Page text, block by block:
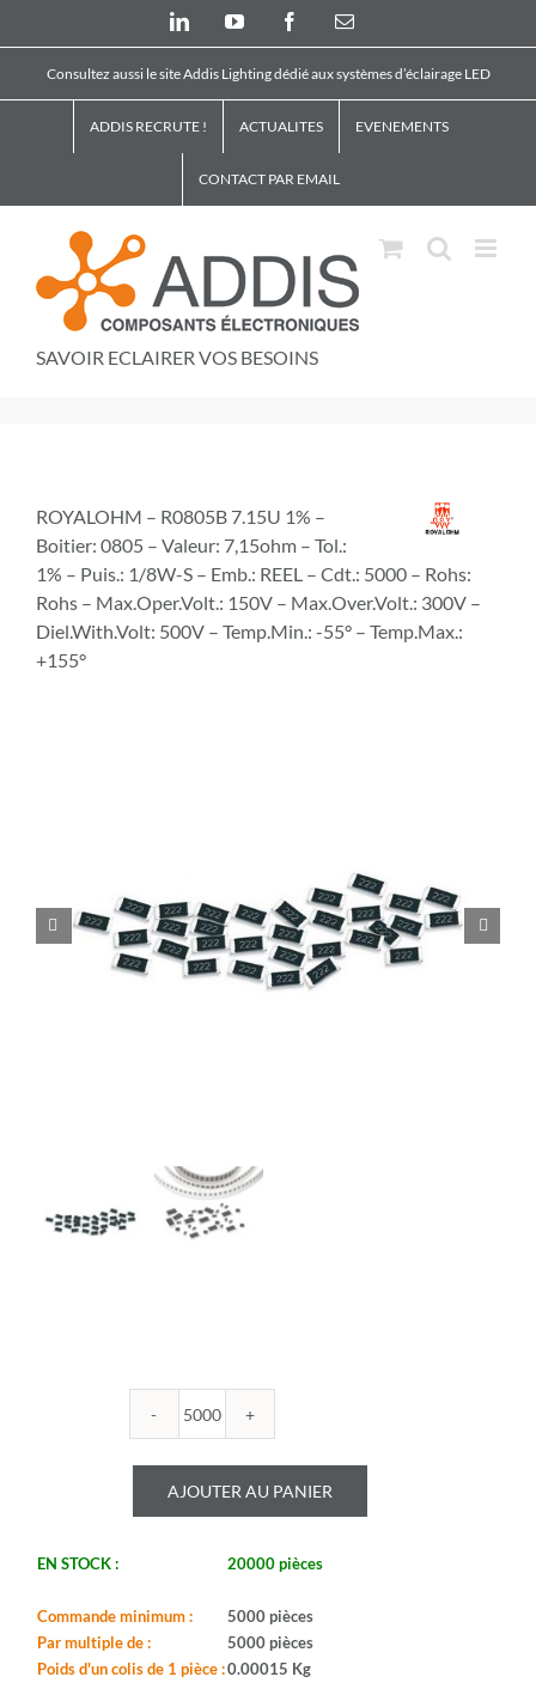
LinkedInYouTube FacebookEmail
Consultez aussi le site Addis Lighting dédié aux systèmes d’éclairage LED
ADDIS RECRUTE ! ACTUALITES EVENEMENTS
CONTACT PAR EMAIL
SAVOIR ECLAIRER VOS BESOINS
ROYALOHM – R0805B 7.15U 1% –
Boitier: 0805 – Valeur: 7,15ohm – Tol.:
1% – Puis.: 1/8W-S – Emb.: REEL – Cdt.: 5000 – Rohs:
Rohs – Max.Oper.Volt.: 150V – Max.Over.Volt.: 300V –
Diel.With.Volt: 500V – Temp.Min.: -55° – Temp.Max.:
+155°
 
quantité
ROYALOHM
-
R0805B
Boitier:
0805
-
AJOUTER AU PANIER
EN STOCK : 20000 pièces
Commande minimum :
5000 pièces
Par multiple de :
5000 pièces
Poids d'un colis de 1 pièce :0.00015 Kg